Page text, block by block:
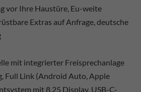
vor Ihre Haustüre, Eu-weite
Extras auf Anfrage, deutsche
mit integrierter Freisprechanlage
Full Link (Android Auto, Apple
mit 8,25 Display, USB-C-